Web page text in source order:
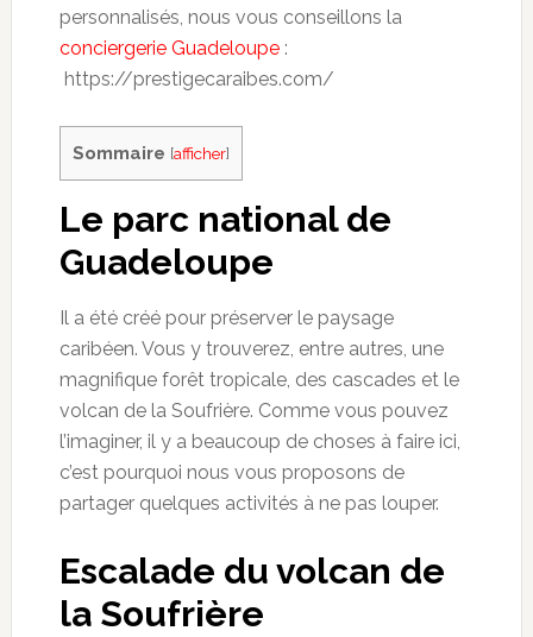
personnalisés, nous vous conseillons la
conciergerie Guadeloupe:
https://prestigecaraibes.com/
Sommaire [afficher]
Le parc national de
Guadeloupe
Il a été créé pour préserver le paysage
caribéen. Vous y trouverez, entre autres, une
magnifique forêt tropicale, des cascades et le
volcan de la Soufrière. Comme vous pouvez
l’imaginer, il y a beaucoup de choses à faire ici,
c’est pourquoi nous vous proposons de
partager quelques activités à ne pas louper.
Escalade du volcan de
la Soufrière